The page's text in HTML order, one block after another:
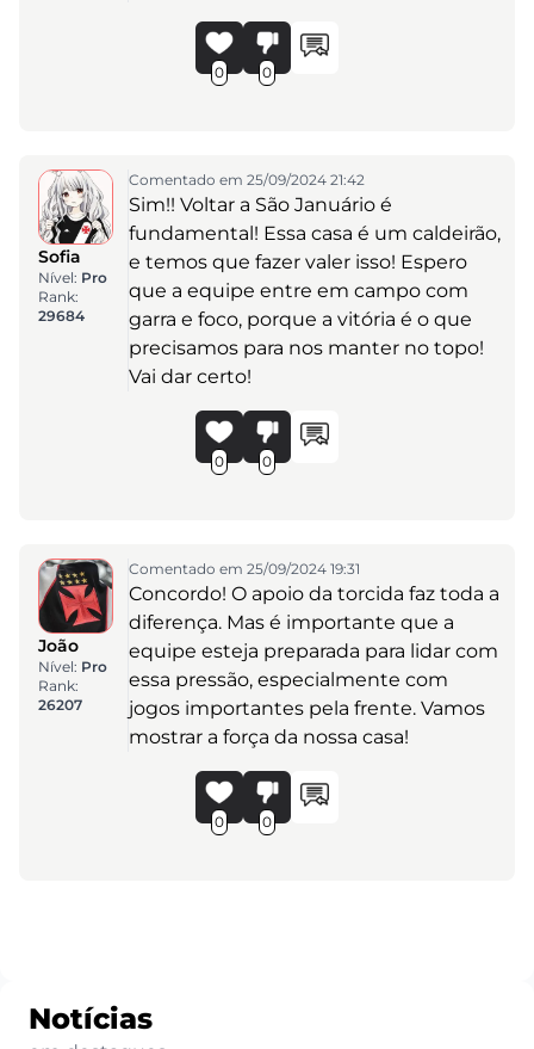
0 0
Sofia
Nível: Pro
Rank:
29684
Comentado em 25/09/2024 21:42
Sim!! Voltar a São Januário é
fundamental! Essa casa é um caldeirão,
e temos que fazer valer isso! Espero
que a equipe entre em campo com
garra e foco, porque a vitória é o que
precisamos para nos manter no topo!
Vai dar certo!
0 0
João
Nível: Pro
Rank:
26207
Comentado em 25/09/2024 19:31
Concordo! O apoio da torcida faz toda a
diferença. Mas é importante que a
equipe esteja preparada para lidar com
essa pressão, especialmente com
jogos importantes pela frente. Vamos
mostrar a força da nossa casa!
0 0
Notícias